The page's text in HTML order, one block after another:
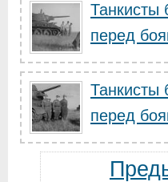
Танкисты
перед
Танкисты
перед